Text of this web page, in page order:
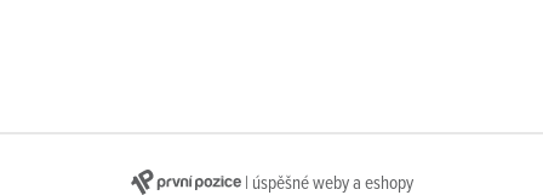
| úspěšné weby a eshopy